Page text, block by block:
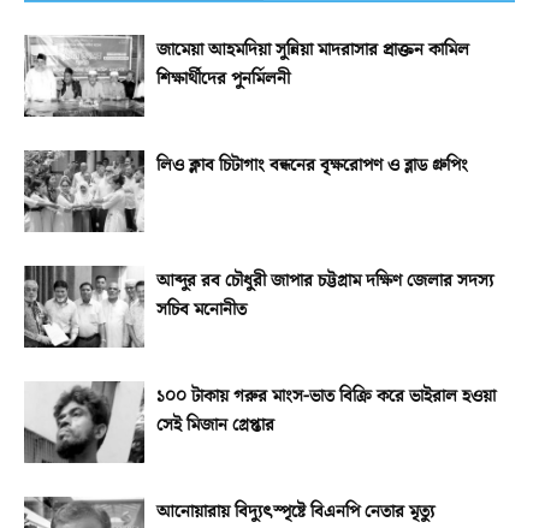
জামেয়া আহমদিয়া সুন্নিয়া মাদরাসার প্রাক্তন কামিল
শিক্ষার্থীদের পুনর্মিলনী
লিও ক্লাব চিটাগাং বন্ধনের বৃক্ষরোপণ ও ব্লাড গ্রুপিং
আব্দুর রব চৌধুরী জাপার চট্টগ্রাম দক্ষিণ জেলার সদস্য
সচিব মনোনীত
১০০ টাকায় গরুর মাংস-ভাত বিক্রি করে ভাইরাল হওয়া
সেই মিজান গ্রেপ্তার
আনোয়ারায় বিদ্যুৎস্পৃষ্টে বিএনপি নেতার মৃত্যু